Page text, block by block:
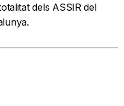
dels ASSIR del